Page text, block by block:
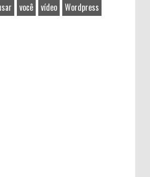
você vídeo
Wordpress